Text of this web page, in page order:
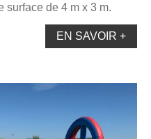
surface de 4 m x 3 m.
EN SAVOIR +